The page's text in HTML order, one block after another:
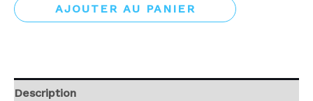
AJOUTER AU PANIER
Description